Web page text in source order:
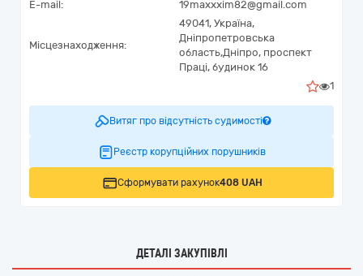
E-mail:
19maxxxim82@gmail.com
Місцезнаходження:
49041, Україна,
Дніпропетровська
область,Дніпро, проспект
Праці, будинок 16
1
Витяг про відсутність судимості
Реєстр корупційних порушників
Сформувати рахунок408 UAH
ДЕТАЛІ ЗАКУПІВЛІ